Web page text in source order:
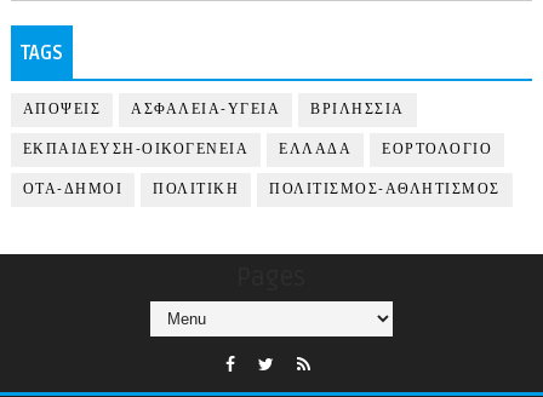
TAGS
ΑΠΟΨΕΙΣ ΑΣΦΑΛΕΙΑ-ΥΓΕΙΑ ΒΡΙΛΗΣΣΙΑ
ΕΚΠΑΙΔΕΥΣΗ-ΟΙΚΟΓΕΝΕΙΑ ΕΛΛΑΔΑ ΕΟΡΤΟΛΟΓΙΟ
ΟΤΑ-ΔΗΜΟΙ ΠΟΛΙΤΙΚΗ ΠΟΛΙΤΙΣΜΟΣ-ΑΘΛΗΤΙΣΜΟΣ